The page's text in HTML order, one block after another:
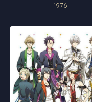
1976